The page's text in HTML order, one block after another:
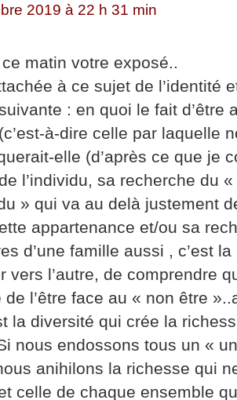
2019 à 22 h 31 min
matin votre exposé..
à ce sujet de l’identité
: en quoi le fait d’être
à-dire celle par laquelle
elle (d’après ce que je
l’individu, sa recherche du
» qui va au delà justement
appartenance et/ou sa
d’une famille aussi , c’est
vers l’autre, de comprendre
de l’être face au « non être
la diversité qui crée la
nous endossons tous un «
anihilons la richesse qui
celle de chaque ensemble